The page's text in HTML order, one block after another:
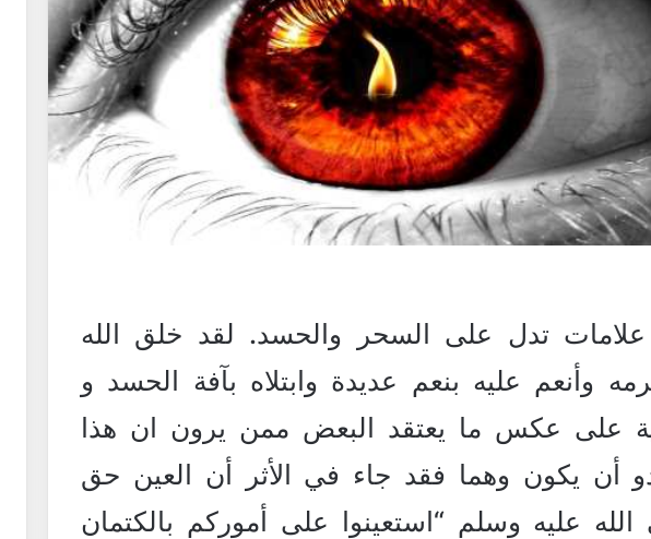
تدل على السحر والحسد. لقد خلق الله
وأنعم عليه بنعم عديدة وابتلاه بآفة الحسد و
على عكس ما يعتقد البعض ممن يرون ان هذا
أن يكون وهما فقد جاء في الأثر أن العين حق
عليه وسلم “استعينوا على أموركم بالكتمان